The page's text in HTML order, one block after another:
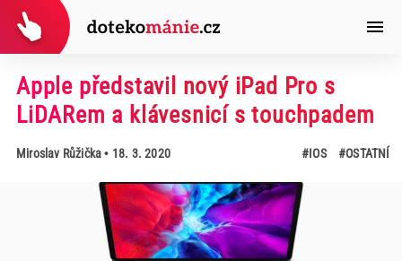
Apple představil nový iPad Pro s
LiDARem a klávesnicí s touchpadem
Miroslav Růžička• 18. 3. 2020 #IOS #OSTATNÍ